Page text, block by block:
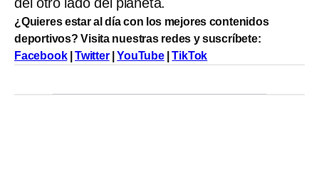
del otro lado del planeta.
¿Quieres estar al día con los mejores contenidos
deportivos? Visita nuestras redes y suscríbete:
Facebook|Twitter| YouTube|TikTok